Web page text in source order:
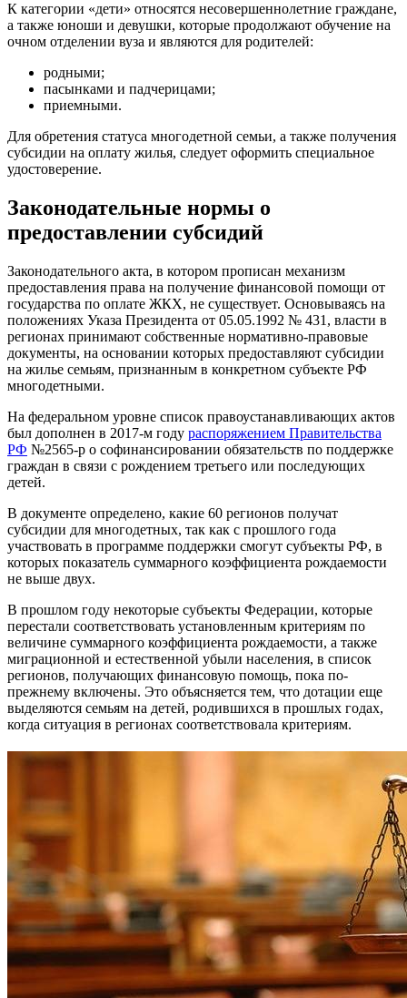
К категории «дети» относятся несовершеннолетние граждане,
а также юноши и девушки, которые продолжают обучение на
очном отделении вуза и являются для родителей:
родными;
пасынками и падчерицами;
приемными.
Для обретения статуса многодетной семьи, а также получения
субсидии на оплату жилья, следует оформить специальное
удостоверение.
Законодательные нормы о
предоставлении субсидий
Законодательного акта, в котором прописан механизм
предоставления права на получение финансовой помощи от
государства по оплате ЖКХ, не существует. Основываясь на
положениях Указа Президента от 05.05.1992 № 431, власти в
peгиoнaх принимают собственные нормативно-правовые
документы, на основании которых предоставляют субсидии
на жилье семьям, признанным в конкретном субъекте РФ
многодетными.
На федеральном уровне список правоустанавливающих актов
был дополнен в 2017-м году распоряжением Правительства
РФ №2565-р о софинансировании обязательств по поддержке
граждан в связи с рождением третьего или последующих
детей.
В документе определено, какие 60 регионов получат
субсидии для многодетных, так как с прошлого года
участвовать в программе поддержки смогут субъекты РФ, в
которых показатель суммарного коэффициента рождаемости
не выше двух.
В прошлом году некоторые субъекты Федерации, которые
перестали соответствовать установленным критериям по
величине суммарного коэффициента рождаемости, а также
миграционной и естественной убыли населения, в список
регионов, получающих финансовую помощь, пока по-
прежнему включены. Это объясняется тем, что дотации еще
выделяются семьям на детей, родившихся в прошлых годах,
когда ситуация в регионах соответствовала критериям.